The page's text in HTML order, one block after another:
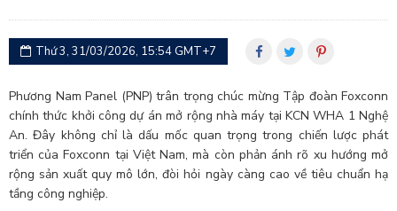
Thứ 3, 31/03/2026, 15:54 GMT+7
Phương Nam Panel (PNP) trân trọng chúc mừng Tập đoàn Foxconn
chính thức khởi công dự án mở rộng nhà máy tại KCN WHA 1 Nghệ
An. Đây không chỉ là dấu mốc quan trọng trong chiến lược phát
triển của Foxconn tại Việt Nam, mà còn phản ánh rõ xu hướng mở
rộng sản xuất quy mô lớn, đòi hỏi ngày càng cao về tiêu chuẩn hạ
tầng công nghiệp.